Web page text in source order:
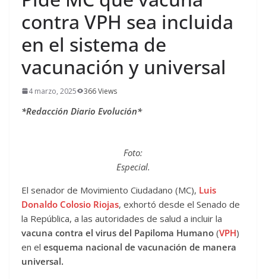
contra VPH sea incluida
en el sistema de
vacunación y universal
4 marzo, 2025 366 Views
*Redacción Diario Evolución*
Foto:
Especial.
El senador de Movimiento Ciudadano (MC), Luis
Donaldo Colosio Riojas, exhortó desde el Senado de
la República, a las autoridades de salud a incluir la
vacuna contra el virus del Papiloma Humano (VPH)
en el esquema nacional de vacunación de manera
universal.